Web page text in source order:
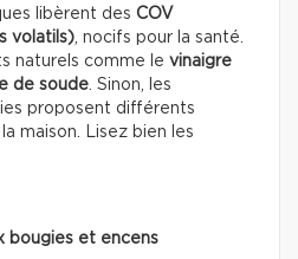
libèrent des COV
volatils) , nocifs pour la santé.
naturels comme le vinaigre
de soude . Sinon, les
proposent différents
maison. Lisez bien les
bougies et encens